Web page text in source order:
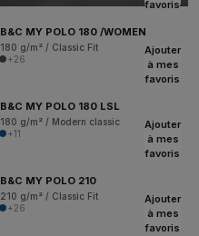
favoris
B&C MY POLO 180 /WOMEN
180 g/m² / Classic Fit
+26
Ajouter
à mes
favoris
B&C MY POLO 180 LSL
180 g/m² / Modern classic
+11
Ajouter
à mes
favoris
B&C MY POLO 210
210 g/m² / Classic Fit
+26
Ajouter
à mes
favoris